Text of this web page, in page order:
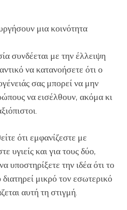
μια κοινότητα
συνδέεται με την έλλειψη
να κατανοήσετε ότι ο
σας μπορεί να μην
να εισέλθουν, ακόμα κι
ότι εμφανίζεστε με
υγιείς και για τους δύο,
υποστηρίξετε την ιδέα ότι το
μικρό τον εσωτερικό
αυτή τη στιγμή.